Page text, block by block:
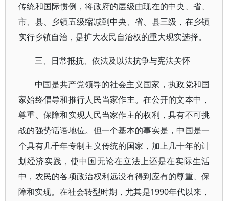
传统和国际惯例，将政府的层级由现在的中央、省、
市、县、乡镇五级缩减到中央、省、县三级，在乡镇
实行乡镇自治，是扩大农民自治权的重大现实选择。
三、日常抵抗、依法及以法抗争与宪法关怀
中国是共产党领导的社会主义国家，执政党和国
家始终倡导和推行人民当家作主。在公开的文本中，
尊重、保障和实现人民当家作主的权利，具有不可挑
战的强势话语地位。但一个基本的事实是，中国是一
个具有几千年专制主义传统的国家，加上几十年的计
划经济实践，使中国无论在立法上还是在实际生活
中，农民的各项政治权利远没有得到应有的尊重、保
障和实现。在社会转型时期，尤其是1990年代以来，